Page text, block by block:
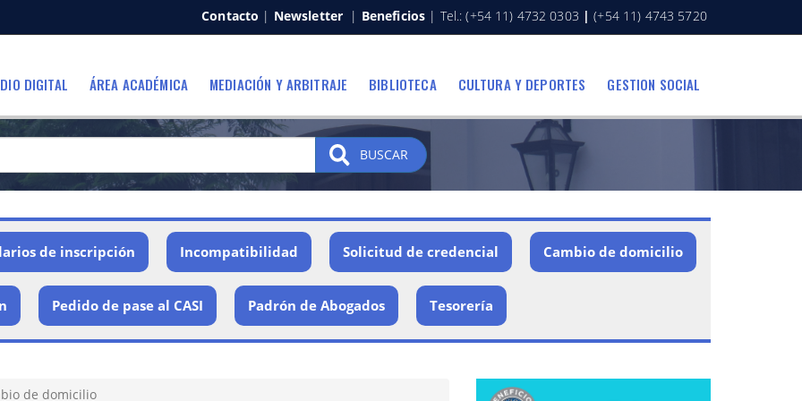
Contacto | Newsletter | Beneficios | Tel.: (+54 11) 4732 0303 | (+54 11) 4743 5720
DIGITAL ÁREA ACADÉMICA MEDIACIÓN Y ARBITRAJE BIBLIOTECA CULTURA Y DEPORTES GESTION SOCIAL
BUSCAR
de inscripción Incompatibilidad Solicitud de credencial Cambio de domicilio
Pedido de pase al CASI Padrón de Abogados Tesorería
de domicilio